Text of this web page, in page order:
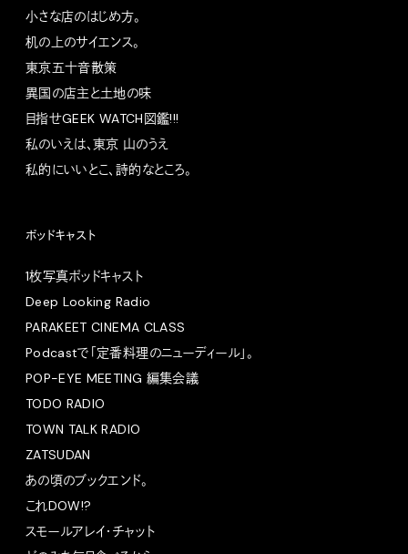
小さな店のはじめ方。
机の上のサイエンス。
東京五十音散策
異国の店主と土地の味
目指せGEEK WATCH図鑑!!!
私のいえは、東京 山のうえ
私的にいいとこ、詩的なところ。
ポッドキャスト
1枚写真ポッドキャスト
Deep Looking Radio
PARAKEET CINEMA CLASS
Podcastで「定番料理のニューディール」。
POP-EYE MEETING 編集会議
TODO RADIO
TOWN TALK RADIO
ZATSUDAN
あの頃のブックエンド。
これDOW!?
スモールアレイ・チャット